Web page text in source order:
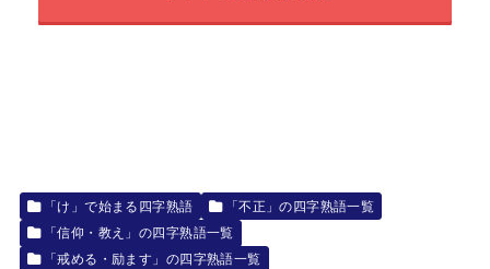
「け」で始まる四字熟語
「不正」の四字熟語一覧
「信仰・教え」の四字熟語一覧
「戒める・励ます」の四字熟語一覧